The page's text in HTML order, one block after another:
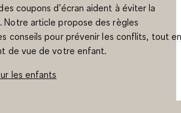
coupons d’écran aident à éviter la
Notre article propose des règles
conseils pour prévenir les conflits, tout
de vue de votre enfant.
les enfants